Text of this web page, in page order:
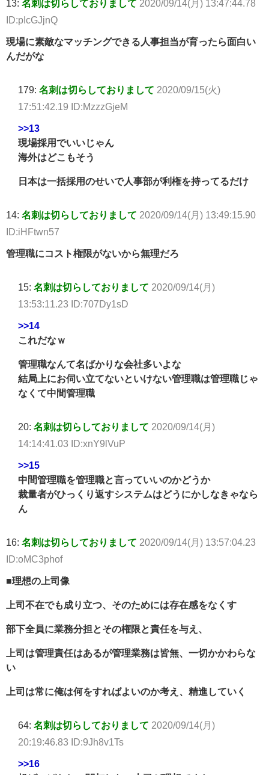
13: 名刺は切らしておりまして 2020/09/14(月) 13:47:44.78
ID:pIcGJjnQ
現場に素敵なマッチングできる人事担当が育ったら面白い
んだがな
179: 名刺は切らしておりまして 2020/09/15(火)
17:51:42.19 ID:MzzzGjeM
>>13
現場採用でいいじゃん
海外はどこもそう
日本は一括採用のせいで人事部が利権を持ってるだけ
14: 名刺は切らしておりまして 2020/09/14(月) 13:49:15.90
ID:iHFtwn57
管理職にコスト権限がないから無理だろ
15: 名刺は切らしておりまして 2020/09/14(月)
13:53:11.23 ID:707Dy1sD
>>14
これだなｗ
管理職なんて名ばかりな会社多いよな
結局上にお伺い立てないといけない管理職は管理職じゃ
なくて中間管理職
20: 名刺は切らしておりまして 2020/09/14(月)
14:14:41.03 ID:xnY9lVuP
>>15
中間管理職を管理職と言っていいのかどうか
裁量者がひっくり返すシステムはどうにかしなきゃなら
ん
16: 名刺は切らしておりまして 2020/09/14(月) 13:57:04.23
ID:oMC3phof
■理想の上司像
上司不在でも成り立つ、そのためには存在感をなくす
部下全員に業務分担とその権限と責任を与え、
上司は管理責任はあるが管理業務は皆無、一切かかわらな
い
上司は常に俺は何をすればよいのか考え、精進していく
64: 名刺は切らしておりまして 2020/09/14(月)
20:19:46.83 ID:9Jh8v1Ts
>>16